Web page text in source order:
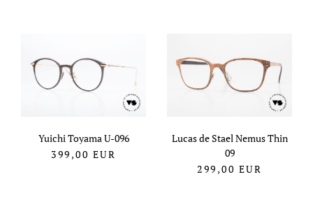
Yuichi Toyama U-096
399,00 EUR
Lucas de Stael Nemus Thin
09
299,00 EUR